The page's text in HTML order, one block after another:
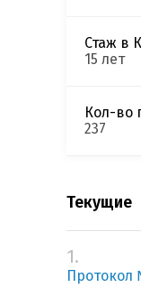
Стаж в
15 лет
Кол-во
237
Текущие
1.